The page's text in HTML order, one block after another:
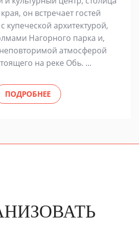
он встречает гостей
купеческой архитектурой,
Нагорного парка и,
атмосферой
на реке Обь. ...
ПОДРОБНЕЕ